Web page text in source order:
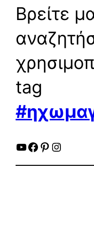
Βρείτε
tag
YouTube
Facebook
Pinterest